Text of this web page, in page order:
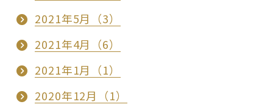
2021年5月（3）
2021年4月（6）
2021年1月（1）
2020年12月（1）